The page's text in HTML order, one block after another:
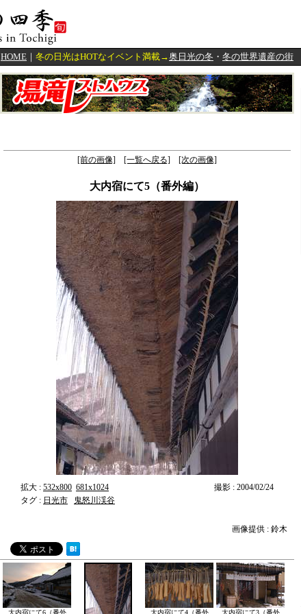
HOME ｜ 冬の日光はHOTなイベント満載→奥日光の冬 ・ 冬の世界遺産の街
[前の画像] [一覧へ戻る] [次の画像]
大内宿にて5（番外編）
拡大 : 532x800 681x1024
撮影 : 2004/02/24
タグ : 日光市 鬼怒川渓谷
画像提供 : 鈴木
大内宿にて6（番外 大内宿にて4（番外 大内宿にて3（番外